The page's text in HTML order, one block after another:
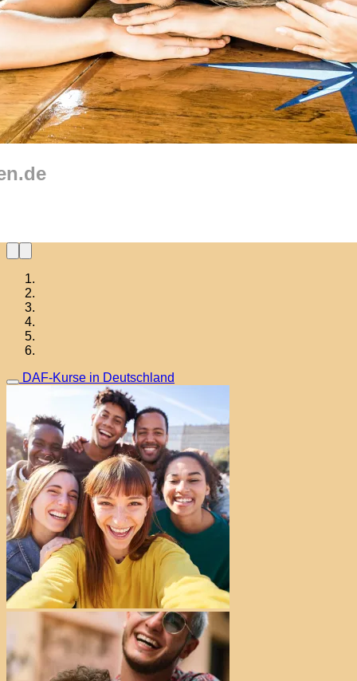
DAF-Kurse in Deutschland